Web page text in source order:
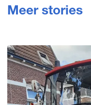
Meer stories